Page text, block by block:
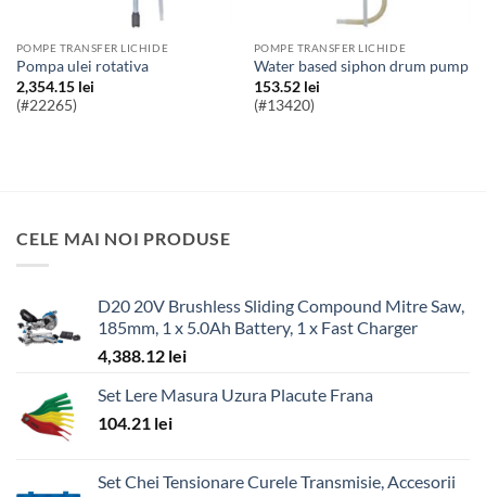
POMPE TRANSFER LICHIDE
Pompa ulei rotativa
2,354.15 lei
(#22265)
POMPE TRANSFER LICHIDE
water based siphon drum pump
153.52 lei
(#13420)
CELE MAI NOI PRODUSE
D20 20V Brushless Sliding Compound Mitre Saw,
185mm, 1 x 5.0Ah Battery, 1 x Fast Charger
4,388.12 lei
Set Lere Masura Uzura Placute Frana
104.21 lei
Set Chei Tensionare Curele Transmisie, Accesorii